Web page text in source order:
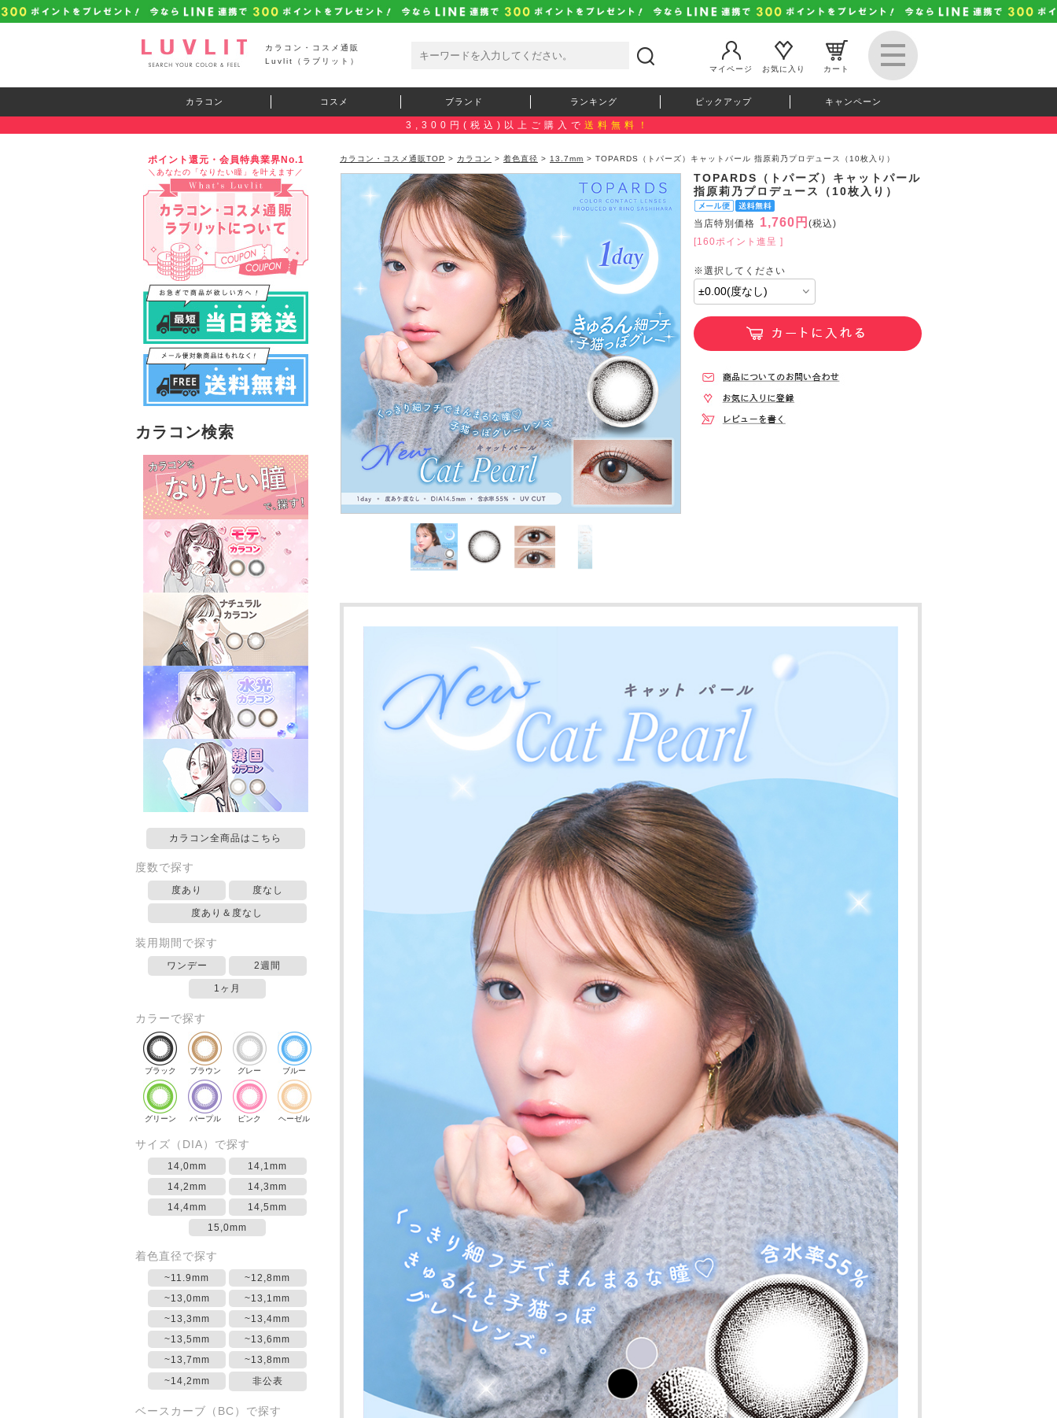
カラコン・コスメ通販
Luvlit（ラブリット）
マイページ
お気に入り カート
カラコン コスメ ブランド ランキング ピックアップ キャンペーン
3,300円(税込)以上ご購入で 送料無料！
ポイント還元・会員特典業界No.1
＼あなたの「なりたい瞳」を叶えます／
カラコン検索
カラコン全商品はこちら
度数で探す
度あり 度なし
度あり＆度なし
装用期間で探す
ワンデー 2週間
1ヶ月
カラーで探す
ブラック ブラウン グレー ブルー
グリーン パープル ピンク ヘーゼル
サイズ（DIA）で探す
14,0mm
14,1mm
14,2mm
14,3mm
14,4mm
14,5mm
15,0mm
着色直径で探す
~11.9mm
~12,8mm
~13,0mm
~13,1mm
~13,3mm
~13,4mm
~13,5mm
~13,6mm
~13,7mm
~13,8mm
~14,2mm
非公表
ベースカーブ（BC）で探す
カラコン・コスメ通販TOP > カラコン > 着色直径 > 13.7mm > TOPARDS（トパーズ）キャットパール 指原莉乃プロデュース（10枚入り）
TOPARDS（トパーズ）キャットパール
指原莉乃プロデュース（10枚入り）
当店特別価格 1,760円 (税込)
[160ポイント進呈 ]